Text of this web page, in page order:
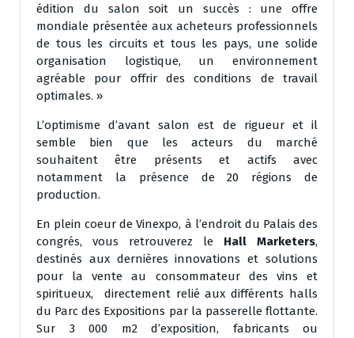
édition du salon soit un succès : une offre
mondiale présentée aux acheteurs professionnels
de tous les circuits et tous les pays, une solide
organisation logistique, un environnement
agréable pour offrir des conditions de travail
optimales. »
L’optimisme d’avant salon est de rigueur et il
semble bien que les acteurs du marché
souhaitent être présents et actifs avec
notamment la présence de 20 régions de
production.
En plein coeur de Vinexpo, à l’endroit du Palais des
congrés, vous retrouverez le Hall Marketers,
destinés aux dernières innovations et solutions
pour la vente au consommateur des vins et
spiritueux, directement relié aux différents halls
du Parc des Expositions par la passerelle flottante.
Sur 3 000 m2 d’exposition, fabricants ou